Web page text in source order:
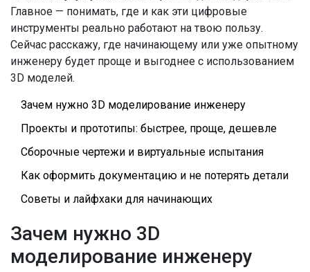
Главное — понимать, где и как эти цифровые
инструменты реально работают на твою пользу.
Сейчас расскажу, где начинающему или уже опытному
инженеру будет проще и выгоднее с использованием
3D моделей.
Зачем нужно 3D моделирование инженеру
Проекты и прототипы: быстрее, проще, дешевле
Сборочные чертежи и виртуальные испытания
Как оформить документацию и не потерять детали
Советы и лайфхаки для начинающих
Зачем нужно 3D
моделирование инженеру